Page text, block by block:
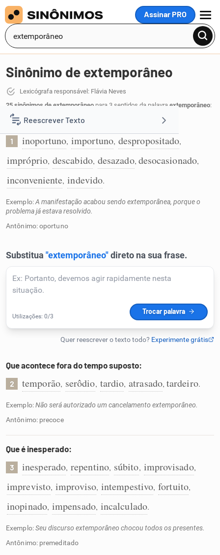
Assinar PRO
MENU
Reescrever Texto
Resumir Texto
Corrigir Texto
Detector de IA
Humanizador de IA
Cata-letras
Conexões
Caça-palavras
Sinônimos
Sinônimo de extemporâneo
Lexicógrafa responsável: Flávia Neves
25 sinônimos de extemporâneo para 3 sentidos da palavra extemporâneo:
Que acontece em momento inoportuno:
1 inoportuno, importuno, despropositado,
impróprio, descabido, desazado, desocasionado,
inconveniente, indevido.
Exemplo:A manifestação acabou sendo extemporânea, porque o
problema já estava resolvido.
Antônimo: oportuno
Que acontece fora do tempo suposto:
2 temporão, serôdio, tardio, atrasado, tardeiro.
Exemplo:Não será autorizado um cancelamento extemporâneo.
Antônimo: precoce
Que é inesperado:
3 inesperado, repentino, súbito, improvisado,
imprevisto, improviso, intempestivo, fortuito,
inopinado, impensado, incalculado.
Exemplo:Seu discurso extemporâneo chocou todos os presentes.
Antônimo: premeditado